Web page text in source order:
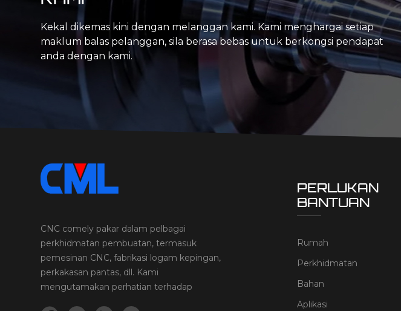
Kekal dikemas kini dengan melanggan kami. Kami menghargai setiap
maklum balas pelanggan, sila berasa bebas untuk berkongsi pendapat
anda dengan kami.
CNC comely pakar dalam pelbagai
perkhidmatan pembuatan, termasuk
pemesinan CNC, fabrikasi logam kepingan,
perkakasan pantas, dll. Kami
mengutamakan perhatian terhadap
PERLUKAN
BANTUAN
Rumah
Perkhidmatan
Bahan
Aplikasi